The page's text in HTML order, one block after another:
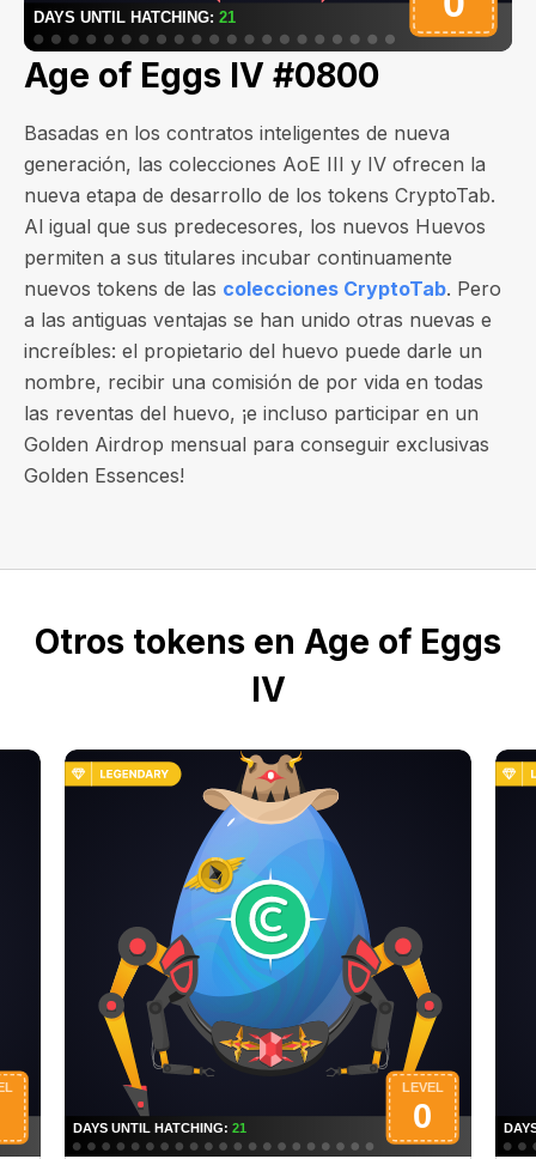
Age of Eggs IV #0800
Basadas en los contratos inteligentes de nueva
generación, las colecciones AoE III y IV ofrecen la
nueva etapa de desarrollo de los tokens CryptoTab.
Al igual que sus predecesores, los nuevos Huevos
permiten a sus titulares incubar continuamente
nuevos tokens de las colecciones CryptoTab. Pero
a las antiguas ventajas se han unido otras nuevas e
increíbles: el propietario del huevo puede darle un
nombre, recibir una comisión de por vida en todas
las reventas del huevo, ¡e incluso participar en un
Golden Airdrop mensual para conseguir exclusivas
Golden Essences!
Otros tokens en Age of Eggs
IV